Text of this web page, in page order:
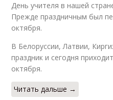
День учителя в нашей
Прежде праздничным был
октября.
В Белоруссии, Латвии,
праздник и сегодня
октября.
Читать дальше →